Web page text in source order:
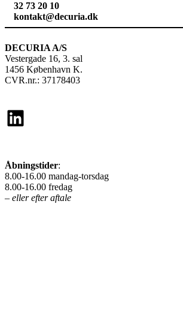
32 73 20 10
kontakt@decuria.dk
DECURIA A/S
Vestergade 16, 3. sal
1456 København K.
CVR.nr.: 37178403
LinkedIn
Åbningstider:
8.00-16.00 mandag-torsdag
8.00-16.00 fredag
– eller efter aftale